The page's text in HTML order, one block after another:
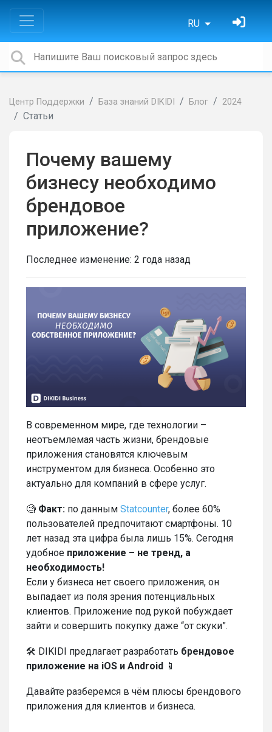
RU
Центр Поддержки База знаний DIKIDI Блог 2024
Статьи
Почему вашему
бизнесу необходимо
брендовое
приложение?
Последнее изменение: 2 года назад
В современном мире, где технологии –
неотъемлемая часть жизни, брендовые
приложения становятся ключевым
инструментом для бизнеса. Особенно это
актуально для компаний в сфере услуг.
🧐 Факт: по данным Statcounter, более 60%
пользователей предпочитают смартфоны. 10
лет назад эта цифра была лишь 15%. Сегодня
удобное приложение – не тренд, а
необходимость!
Если у бизнеса нет своего приложения, он
выпадает из поля зрения потенциальных
клиентов. Приложение под рукой побуждает
зайти и совершить покупку даже “от скуки”.
🛠️ DIKIDI предлагает разработать брендовое
приложение на iOS и Android 📱
Давайте разберемся в чём плюсы брендового
приложения для клиентов и бизнеса.